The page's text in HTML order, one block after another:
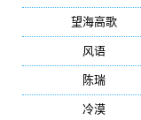
望海高歌
风语
陈瑞
冷漠